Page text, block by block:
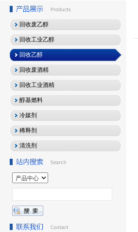
回收废乙醇
回收工业乙醇
回收乙醇
回收废酒精
回收工业酒精
醇基燃料
冷媒剂
稀释剂
清洗剂